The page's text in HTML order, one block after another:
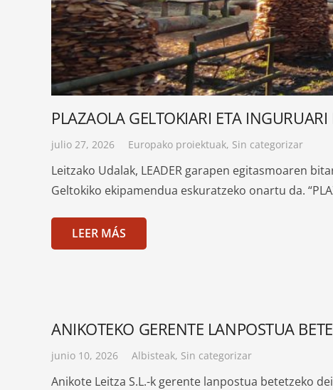
PLAZAOLA GELTOKIARI ETA
julio 27, 2026 Europako proiektuak, Sin categorizar
Leitzako Udalak, LEADER garapen egitasmoaren
Geltokiko ekipamendua eskuratzeko onartu da.
LEER MÁS
ANIKOTEKO GERENTE LANPOSTUA
junio 10, 2026 Albisteak, Sin categorizar
Anikote Leitza S.L.-k gerente lanpostua betetzeko